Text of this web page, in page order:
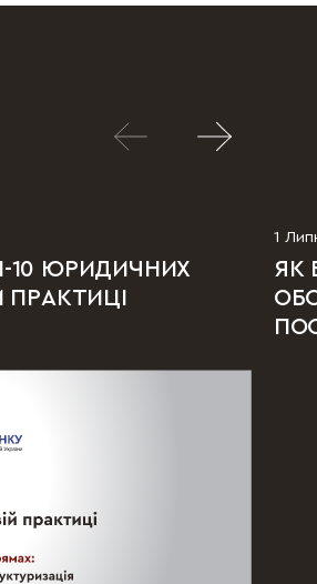
10 ЮРИДИЧНИХ
1
ЯК